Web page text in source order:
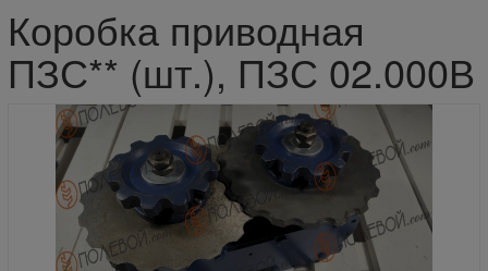
Коробка приводная
ПЗС** (шт.), ПЗС 02.000В